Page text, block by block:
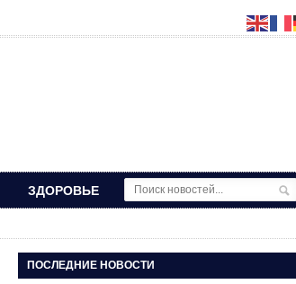
ЗДОРОВЬЕ
ПОСЛЕДНИЕ НОВОСТИ